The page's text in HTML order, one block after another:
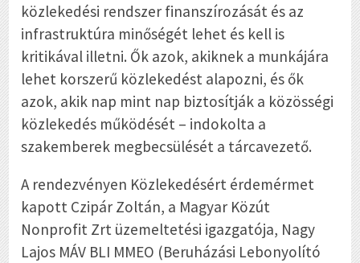
közlekedési rendszer finanszírozását és az
infrastruktúra minőségét lehet és kell is
kritikával illetni. Ők azok, akiknek a munkájára
lehet korszerű közlekedést alapozni, és ők
azok, akik nap mint nap biztosítják a közösségi
közlekedés működését – indokolta a
szakemberek megbecsülését a tárcavezető.
A rendezvényen Közlekedésért érdemérmet
kapott Czipár Zoltán, a Magyar Közút
Nonprofit Zrt üzemeltetési igazgatója, Nagy
Lajos MÁV BLI MMEO (Beruházási Lebonyolító